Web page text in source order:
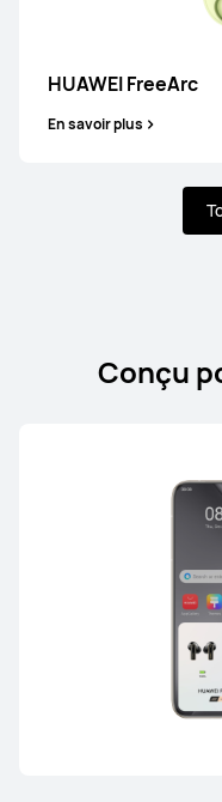
HUAWEI FreeArc
En savoir plus
Conçu